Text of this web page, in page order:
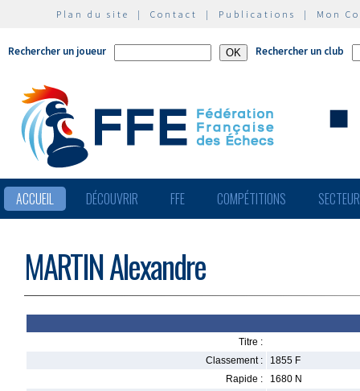
Plan du site | Contact | Publications | Mon
Rechercher un joueur Rechercher un club
ACCUEIL DÉCOUVRIR FFE COMPÉTITIONS
MARTIN Alexandre
Titre :
Classement :
1855 F
Rapide :
1680 N